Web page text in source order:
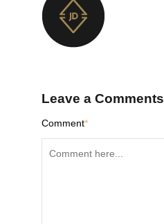
Leave a Comments
Comment*